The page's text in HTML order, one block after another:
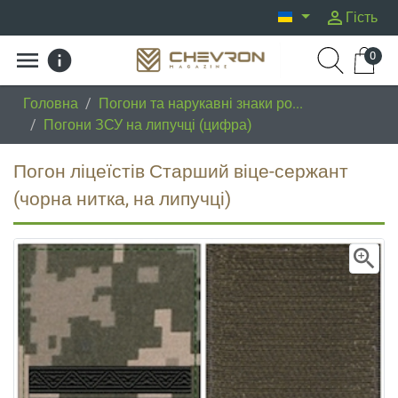
person_outline Гість
menu info 0
Головна / Погони та нарукавні знаки ро...
/ Погони ЗСУ на липучці (цифра)
Погон ліцеїстів Старший віце-сержант
(чорна нитка, на липучці)
zoom_in